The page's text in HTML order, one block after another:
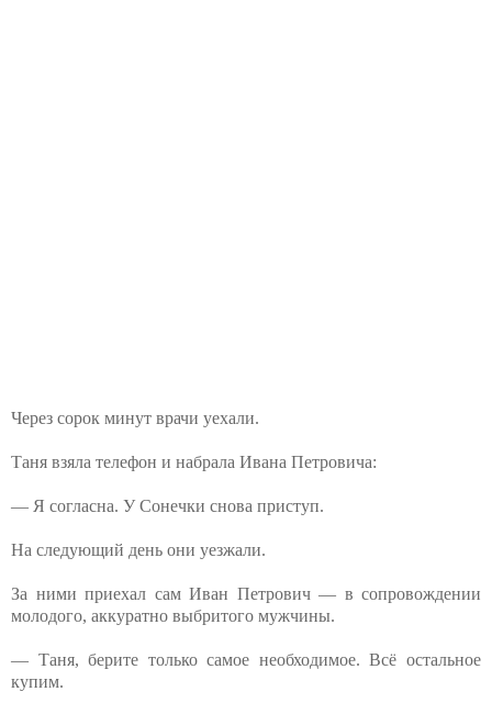
Через сорок минут врачи уехали.
Таня взяла телефон и набрала Ивана Петровича:
— Я согласна. У Сонечки снова приступ.
На следующий день они уезжали.
За ними приехал сам Иван Петрович — в сопровождении
молодого, аккуратно выбритого мужчины.
— Таня, берите только самое необходимое. Всё остальное
купим.